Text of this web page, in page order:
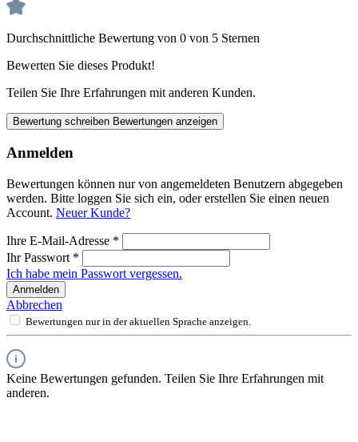
Durchschnittliche Bewertung von 0 von 5 Sternen
Bewerten Sie dieses Produkt!
Teilen Sie Ihre Erfahrungen mit anderen Kunden.
Bewertung schreiben Bewertungen anzeigen
Anmelden
Bewertungen können nur von angemeldeten Benutzern abgegeben
werden. Bitte loggen Sie sich ein, oder erstellen Sie einen neuen
Account. Neuer Kunde?
Ihre E-Mail-Adresse *
Ihr Passwort *
Ich habe mein Passwort vergessen.
Anmelden
Abbrechen
Bewertungen nur in der aktuellen Sprache anzeigen.
Keine Bewertungen gefunden. Teilen Sie Ihre Erfahrungen mit
anderen.